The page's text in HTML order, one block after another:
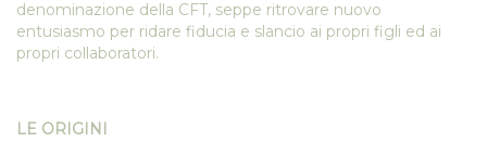
denominazione della CFT, seppe ritrovare nuovo
entusiasmo per ridare fiducia e slancio ai propri figli ed ai
propri collaboratori.
LE ORIGINI